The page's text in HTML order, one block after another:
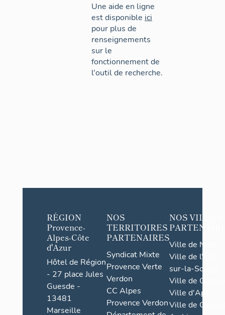
Une aide en ligne
est disponible ici
pour plus de
renseignements
sur le
fonctionnement de
l'outil de recherche.
RÉGION
Provence-
Alpes-Côte
d'Azur
Hôtel de Région
- 27 place Jules
Guesde -
13481
Marseille
NOS
TERRITOIRES
PARTENAIRES
Syndicat Mixte
Provence Verte
Verdon
CC Alpes
Provence Verdon
NOS VILLES
Ville de Nice
Ville de l'Isle-
sur-la-Sorgue
Ville de Grasse
Ville d'Apt
Ville de